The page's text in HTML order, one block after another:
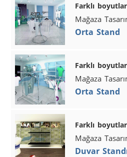
Farklı
Mağaza
Orta Stand
Farklı
Mağaza
Orta Stand
Farklı
Mağaza
Duvar